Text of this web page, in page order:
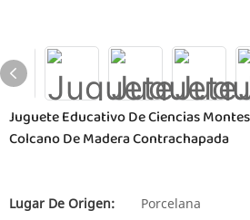
Juguete Educativo De Ciencias
Colcano De Madera Contrachapada
Lugar De Origen:
Porcelana